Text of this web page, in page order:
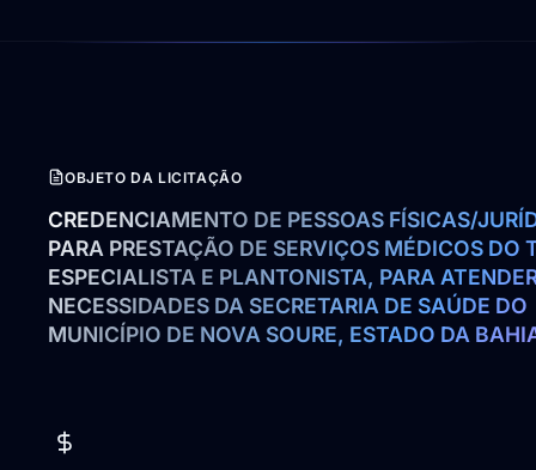
OBJETO DA LICITAÇÃO
CREDENCIAMENTO DE PESSOAS FÍSICAS/
PARA PRESTAÇÃO DE SERVIÇOS MÉDICOS DO
ESPECIALISTA E PLANTONISTA, PARA
NECESSIDADES DA SECRETARIA DE SAÚDE DO
MUNICÍPIO DE NOVA SOURE, ESTADO DA